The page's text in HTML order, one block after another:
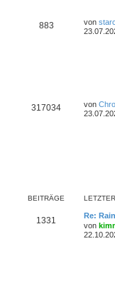
883 von
317034 von
BEITRÄGE
1331
Re:
von